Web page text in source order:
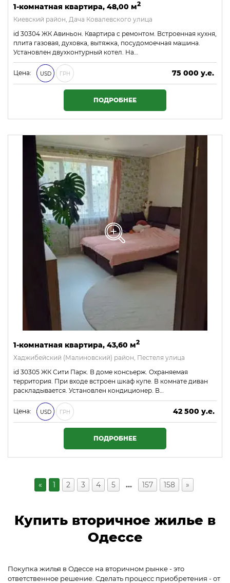
1-комнатная квартира, 48,00 м2
Киевский район, Дача Ковалевского улица
id 30304 ЖК Авиньон. Квартира с ремонтом. Встроенная кухня,
плита газовая, духовка, вытяжка, посудомоечная машина.
Установлен двухконтурный котел. На…
Цена: USD ГРН
75 000 у.е.
3 225 000 ₴
ПОДРОБНЕЕ
1-комнатная квартира, 43,60 м2
Хаджибейский (Малиновский) район, Пестеля улица
id 30305 ЖК Сити Парк. В доме консьерж. Охраняемая
территория. При входе встроен шкаф купе. В комнате диван
раскладывается. Установлен кондиционер. В…
Цена: USD ГРН
42 500 у.е.
1 827 500 ₴
ПОДРОБНЕЕ
« 1 2 3 4 5 … 157 158 »
Купить вторичное жилье в
Одессе
Покупка жилья в Одессе на вторичном рынке - это
ответственное решение. Сделать процесс приобретения - от